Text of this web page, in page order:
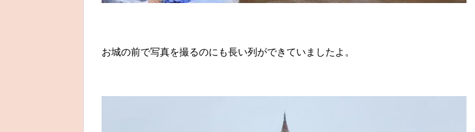
お城の前で写真を撮るのにも長い列ができていましたよ。